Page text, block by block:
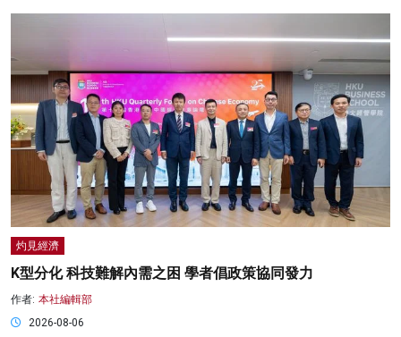
灼見經濟
K型分化 科技難解內需之困 學者倡政策協同發力
作者: 本社編輯部
2026-08-06